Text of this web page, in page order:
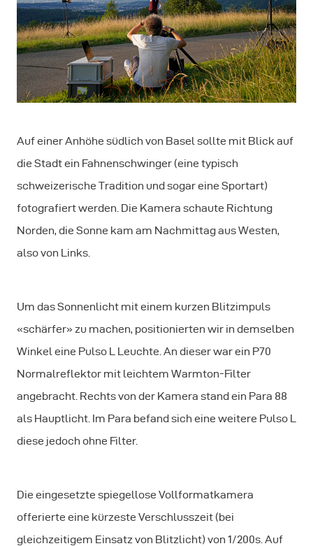
Auf einer Anhöhe südlich von Basel sollte mit Blick auf
die Stadt ein Fahnenschwinger (eine typisch
schweizerische Tradition und sogar eine Sportart)
fotografiert werden. Die Kamera schaute Richtung
Norden, die Sonne kam am Nachmittag aus Westen,
also von Links.
Um das Sonnenlicht mit einem kurzen Blitzimpuls
«schärfer» zu machen, positionierten wir in demselben
Winkel eine Pulso L Leuchte. An dieser war ein P70
Normalreflektor mit leichtem Warmton-Filter
angebracht. Rechts von der Kamera stand ein Para 88
als Hauptlicht. Im Para befand sich eine weitere Pulso L
diese jedoch ohne Filter.
Die eingesetzte spiegellose Vollformatkamera
offerierte eine kürzeste Verschlusszeit (bei
gleichzeitigem Einsatz von Blitzlicht) von 1/200s. Auf